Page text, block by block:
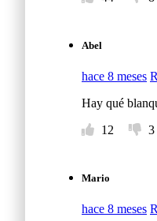
Abel
hace 8 meses
Hay qué
12
3
Mario
hace 8 meses